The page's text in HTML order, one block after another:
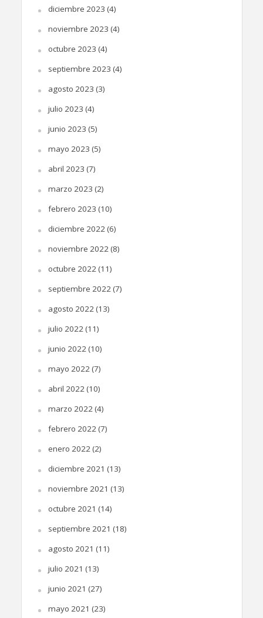
diciembre 2023 (4)
noviembre 2023 (4)
octubre 2023 (4)
septiembre 2023 (4)
agosto 2023 (3)
julio 2023 (4)
junio 2023 (5)
mayo 2023 (5)
abril 2023 (7)
marzo 2023 (2)
febrero 2023 (10)
diciembre 2022(6)
noviembre 2022(8)
octubre 2022(11)
septiembre 2022(7)
agosto 2022(13)
julio 2022(11)
junio 2022(10)
mayo 2022(7)
abril 2022(10)
marzo 2022(4)
febrero 2022(7)
enero 2022(2)
diciembre 2021 (13)
noviembre 2021 (13)
octubre 2021 (14)
septiembre 2021 (18)
agosto 2021 (11)
julio 2021 (13)
junio 2021 (27)
mayo 2021 (23)